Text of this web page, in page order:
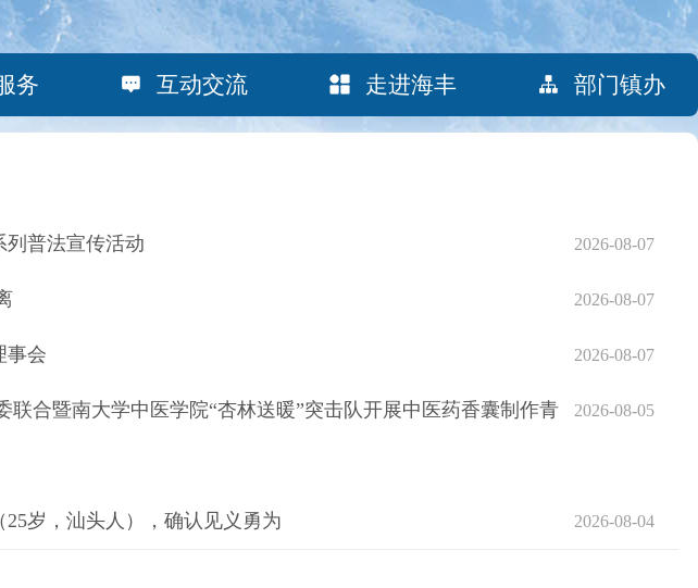
务 互动交流 走进海丰 部门镇办
列普法宣传活动 2026-08-07
2026-08-07
事会 2026-08-07
联合暨南大学中医学院“杏林送暖”突击队开展中医药香囊制作青 2026-08-05
岁，汕头人），确认见义勇为 2026-08-04